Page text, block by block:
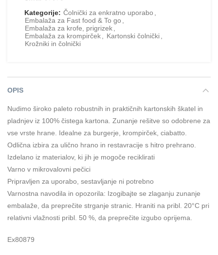
Kategorije: Čolnički za enkratno uporabo
Embalaža za Fast food & To go
Embalaža za krofe, prigrizek
Embalaža za krompirček
Kartonski čolnički
Krožniki in čolnički
OPIS
Nudimo široko paleto robustnih in praktičnih kartonskih škatel in
pladnjev iz 100% čistega kartona. Zunanje rešitve so odobrene za
vse vrste hrane. Idealne za burgerje, krompirček, ciabatto.
Odlična izbira za ulično hrano in restavracije s hitro prehrano.
Izdelano iz materialov, ki jih je mogoče reciklirati
Varno v mikrovalovni pečici
Pripravljen za uporabo, sestavljanje ni potrebno
Varnostna navodila in opozorila: Izogibajte se zlaganju zunanje
embalaže, da preprečite strganje stranic. Hraniti na pribl. 20°C pri
relativni vlažnosti pribl. 50 %, da preprečite izgubo oprijema.
Ex80879